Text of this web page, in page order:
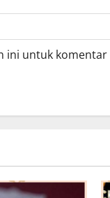
ini untuk